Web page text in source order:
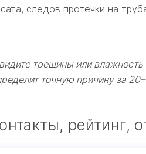
следов протечки на
трещины или
точную причину за
рейтинг,